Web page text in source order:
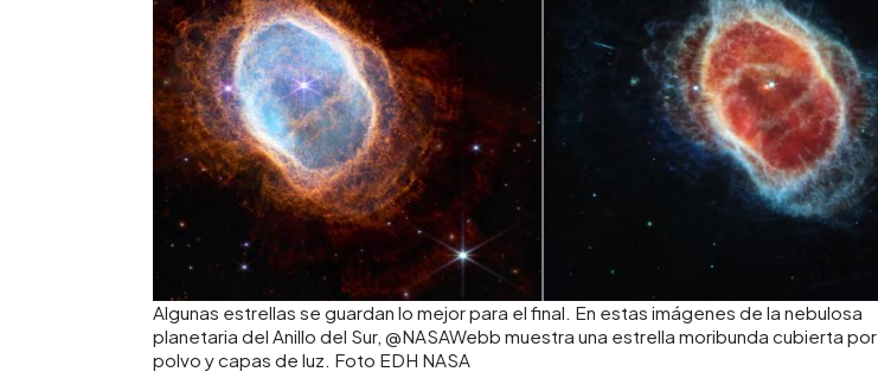
Algunas estrellas se guardan lo mejor para el final. En estas imágenes de la nebulosa
planetaria del Anillo del Sur, @NASAWebb muestra una estrella moribunda cubierta por
polvo y capas de luz. Foto EDH NASA